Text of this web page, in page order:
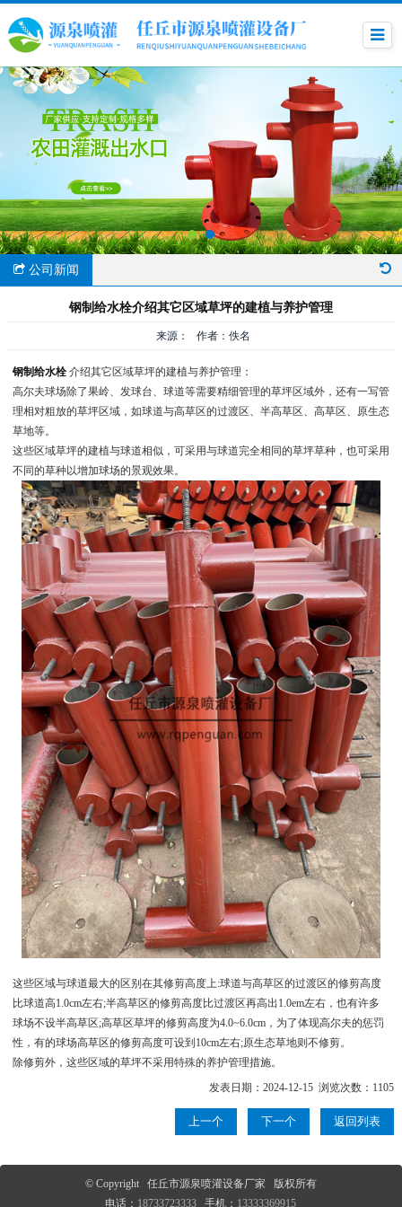
公司新闻
钢制给水栓介绍其它区域草坪的建植与养护管理
来源： 作者：佚名
钢制给水栓 介绍其它区域草坪的建植与养护管理：
高尔夫球场除了果岭、发球台、球道等需要精细管理的草坪区域外，还有一写管
理相对粗放的草坪区域，如球道与高草区的过渡区、半高草区、高草区、原生态
草地等。
这些区域草坪的建植与球道相似，可采用与球道完全相同的草坪草种，也可采用
不同的草种以增加球场的景观效果。
这些区域与球道最大的区别在其修剪高度上:球道与高草区的过渡区的修剪高度
比球道高1.0cm左右;半高草区的修剪高度比过渡区再高出1.0em左右，也有许多
球场不设半高草区;高草区草坪的修剪高度为4.0~6.0cm，为了体现高尔夫的惩罚
性，有的球场高草区的修剪高度可设到10cm左右;原生态草地则不修剪。
除修剪外，这些区域的草坪不采用特殊的养护管理措施。
发表日期：2024-12-15 浏览次数：1105
上一个 下一个 返回列表
© Copyright 任丘市源泉喷灌设备厂家 版权所有
电话： 18733723333 手机： 13333369915